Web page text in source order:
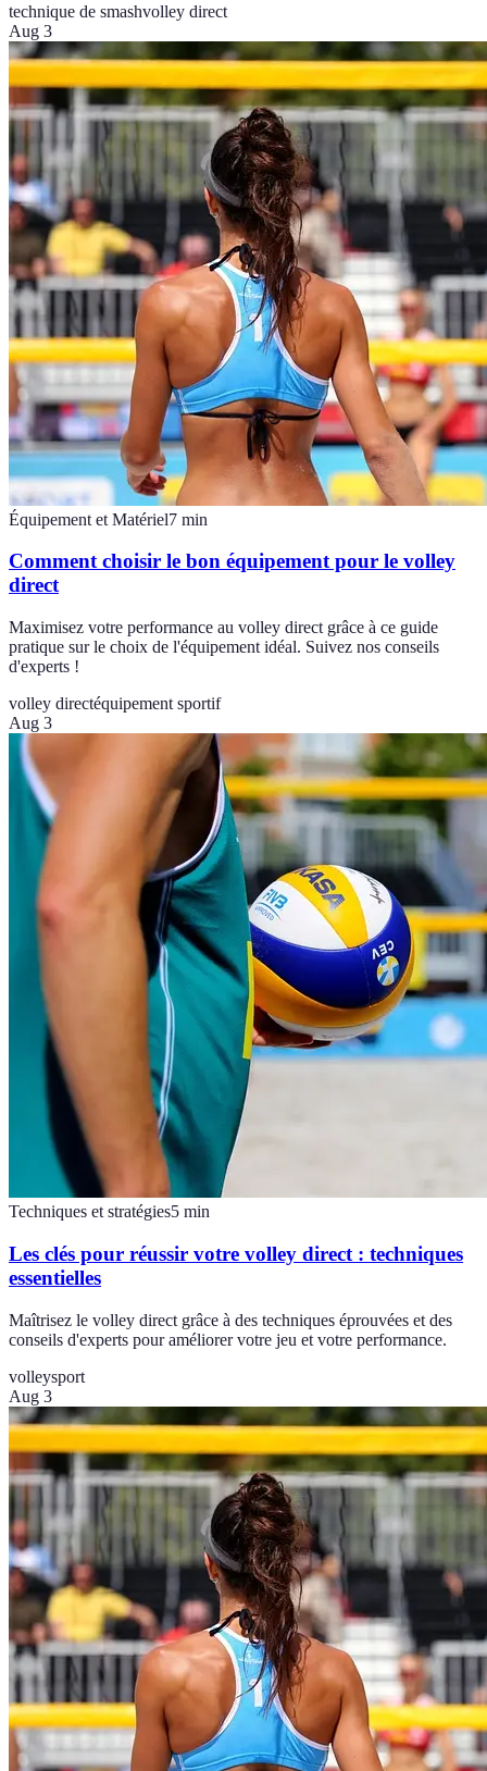
technique de smashvolley direct
Aug 3
Équipement et Matériel7 min
Comment choisir le bon équipement pour le volley
direct
Maximisez votre performance au volley direct grâce à ce guide
pratique sur le choix de l'équipement idéal. Suivez nos conseils
d'experts !
volley directéquipement sportif
Aug 3
Techniques et stratégies5 min
Les clés pour réussir votre volley direct : techniques
essentielles
Maîtrisez le volley direct grâce à des techniques éprouvées et des
conseils d'experts pour améliorer votre jeu et votre performance.
volleysport
Aug 3